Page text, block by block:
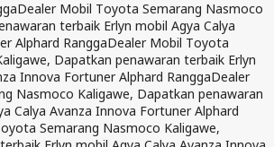
Dealer Mobil Toyota Semarang Nasmoco
terbaik Erlyn mobil Agya Calya
Alphard RanggaDealer Mobil Toyota
Dapatkan penawaran terbaik Erlyn
Innova Fortuner Alphard RanggaDealer
Nasmoco Kaligawe, Dapatkan penawaran
Calya Avanza Innova Fortuner Alphard
Semarang Nasmoco Kaligawe,